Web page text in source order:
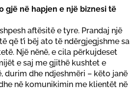
gjë në hapjen e një biznesi të
aftësitë e tyre. Prandaj një
që t’i bëj ato të ndërgjegjshme sa
Një nënë, e cila përkujdeset
e saj me gjithë kushtet e
durim dhe ndjeshmëri – këto janë
në komunikimin me klientët në